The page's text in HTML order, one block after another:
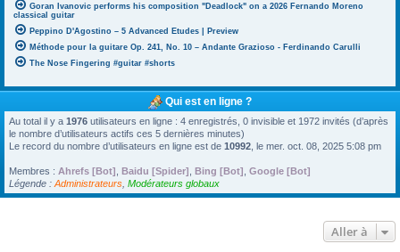
Goran Ivanovic performs his composition "Deadlock" on a 2026 Fernando Moreno
classical guitar
Peppino D'Agostino – 5 Advanced Etudes | Preview
Méthode pour la guitare Op. 241, No. 10 – Andante Grazioso - Ferdinando Carulli
The Nose Fingering #guitar #shorts
Qui est en ligne ?
Au total il y a 1976 utilisateurs en ligne : 4 enregistrés, 0 invisible et 1972 invités (d’après
le nombre d’utilisateurs actifs ces 5 dernières minutes)
Le record du nombre d’utilisateurs en ligne est de 10992 , le mer. oct. 08, 2025 5:08 pm
Membres : Ahrefs [Bot] Baidu [Spider] Bing [Bot] Google [Bot]
Légende : Administrateurs Modérateurs globaux
Aller à